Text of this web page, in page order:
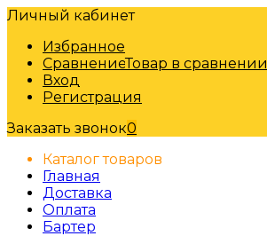
Личный кабинет
Избранное
СравнениеТовар в сравнении
Вход
Регистрация
Заказать звонок0
Каталог товаров
Главная
Доставка
Оплата
Бартер